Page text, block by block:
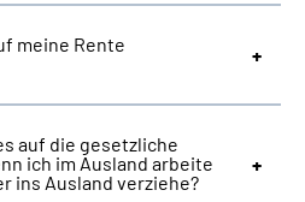
meine Rente
auf die gesetzliche
ich im Ausland arbeite
ins Ausland verziehe?